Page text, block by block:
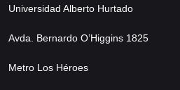
Universidad Alberto Hurtado
Avda. Bernardo O’Higgins 1825
Metro Los Héroes